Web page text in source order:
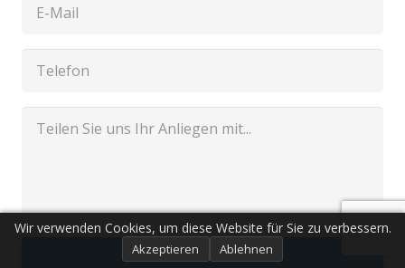
Senden
Wir verwenden Cookies, um diese Website für Sie zu verbessern.
Akzeptieren Ablehnen